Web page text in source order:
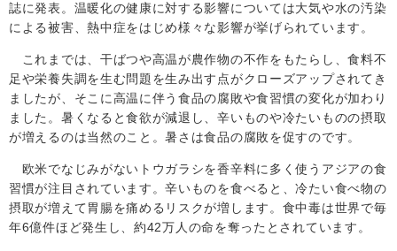
誌に発表。温暖化の健康に対する影響については大気や水の汚染
による被害、熱中症をはじめ様々な影響が挙げられています。
これまでは、干ばつや高温が農作物の不作をもたらし、食料不
足や栄養失調を生む問題を生み出す点がクローズアップされてき
ましたが、そこに高温に伴う食品の腐敗や食習慣の変化が加わり
ました。暑くなると食欲が減退し、辛いものや冷たいものの摂取
が増えるのは当然のこと。暑さは食品の腐敗を促すのです。
欧米でなじみがないトウガラシを香辛料に多く使うアジアの食
習慣が注目されています。辛いものを食べると、冷たい食べ物の
摂取が増えて胃腸を痛めるリスクが増します。食中毒は世界で毎
年6億件ほど発生し、約42万人の命を奪ったとされています。